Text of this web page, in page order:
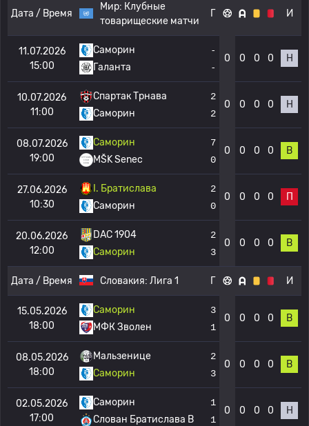
Дата / Время
Мир: Клубные
товарищеские матчи
Г И
11.07.2026
15:00
Саморин
Галанта
-
-
0 0 0 0 Н
10.07.2026
11:00
Спартак Трнава
Саморин
2
2
0 0 0 0 Н
08.07.2026
19:00
Саморин
MŠK Senec
7
0
0 0 0 0 В
27.06.2026
10:30
I. Братислава
Саморин
2
0
0 0 0 0 П
20.06.2026
12:00
DAC 1904
Саморин
2
3
0 0 0 0 В
Дата / Время Словакия: Лига 1 Г И
15.05.2026
18:00
Саморин
МФК Зволен
3
1
0 0 0 0 В
08.05.2026
18:00
Мальзенице
Саморин
2
3
0 0 0 0 В
02.05.2026
17:00
Саморин
Слован Братислава B
1
1
0 0 0 0 Н